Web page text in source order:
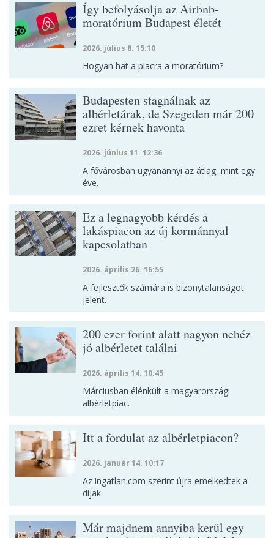
Így befolyásolja az Airbnb-
moratórium Budapest életét
2026. július 8. 15:10
Hogyan hat a piacra a moratórium?
Budapesten stagnálnak az
albérletárak, de Szegeden már 200
ezret kérnek havonta
2026. június 11. 12:36
A fővárosban ugyanannyi az átlag, mint egy
éve.
Ez a legnagyobb kérdés a
lakáspiacon az új kormánnyal
kapcsolatban
2026. április 26. 16:55
A fejlesztők számára is bizonytalanságot
jelent.
200 ezer forint alatt nagyon nehéz
jó albérletet találni
2026. április 14. 10:45
Márciusban élénkült a magyarországi
albérletpiac.
Itt a fordulat az albérletpiacon?
2026. január 14. 10:17
Az ingatlan.com szerint újra emelkedtek a
díjak.
Már majdnem annyiba kerül egy